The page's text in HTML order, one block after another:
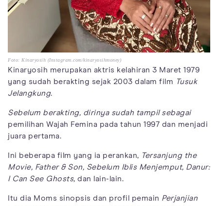
Foto: Kinaryosih (Instagram.com/kinaryosihmoney)
Kinaryosih merupakan aktris kelahiran 3 Maret 1979
yang sudah berakting sejak 2003 dalam film Tusuk
Jelangkung.
Sebelum berakting, dirinya sudah tampil sebagai
pemilihan Wajah Femina pada tahun 1997 dan menjadi
juara pertama.
Ini beberapa film yang ia perankan, Tersanjung the
Movie, Father & Son, Sebelum Iblis Menjemput, Danur:
I Can See Ghosts, dan lain-lain.
Itu dia Moms sinopsis dan profil pemain Perjanjian